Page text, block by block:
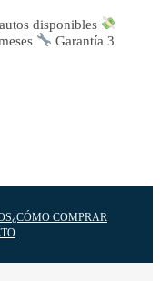
disponibles
Garantía 3
¿CÓMO COMPRAR